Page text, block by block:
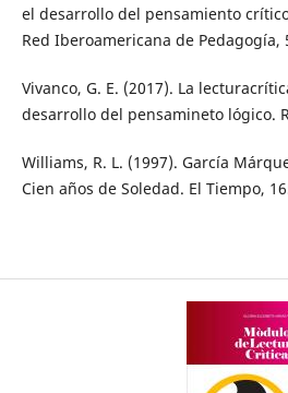
el desarrollo del pensamiento
Red Iberoamericana de Pedagogía,
Vivanco, G. E. (2017). La
desarrollo del pensamineto lógico.
Williams, R. L. (1997). García
Cien años de Soledad. El Tiempo,